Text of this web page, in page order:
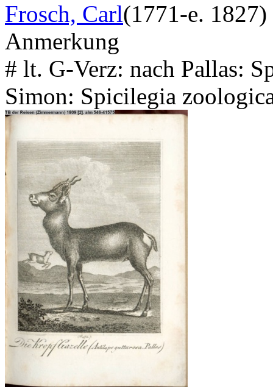
Frosch, Carl(1771-e. 1827)
Anmerkung
# lt. G-Verz: nach Pallas:
Simon: Spicilegia